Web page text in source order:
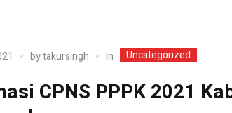
bytakursingh In Uncategorized
CPNS PPPK 2021